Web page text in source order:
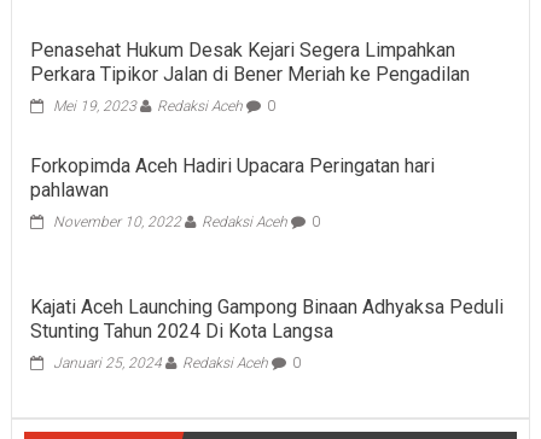
Penasehat Hukum Desak Kejari Segera Limpahkan
Perkara Tipikor Jalan di Bener Meriah ke Pengadilan
Mei 19, 2023 Redaksi Aceh 0
Forkopimda Aceh Hadiri Upacara Peringatan hari
pahlawan
November 10, 2022 Redaksi Aceh 0
Kajati Aceh Launching Gampong Binaan Adhyaksa Peduli
Stunting Tahun 2024 Di Kota Langsa
Januari 25, 2024 Redaksi Aceh 0